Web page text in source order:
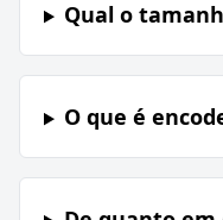
Qual o
O que é